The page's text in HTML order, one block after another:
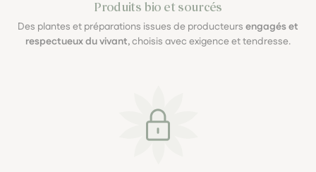
Produits bio et sourcés
Des plantes et préparations issues de producteurs engagés et
respectueux du vivant, choisis avec exigence et tendresse.